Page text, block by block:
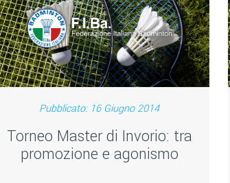
Pubblicato: 16 Giugno 2014
Torneo Master di Invorio: tra
promozione e agonismo